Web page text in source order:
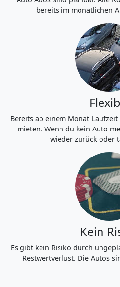
bereits im monatlichen
Bereits ab einem Monat
mieten. Wenn du kein Auto
wieder zurück oder
Kein
Es gibt kein Risiko durch
Restwertverlust. Die Autos